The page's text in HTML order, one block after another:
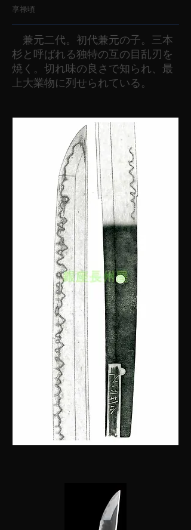
享禄頃
兼元二代。初代兼元の子。三本
杉と呼ばれる独特の互の目乱刃を
焼く。切れ味の良さで知られ、最
上大業物に列せられている。